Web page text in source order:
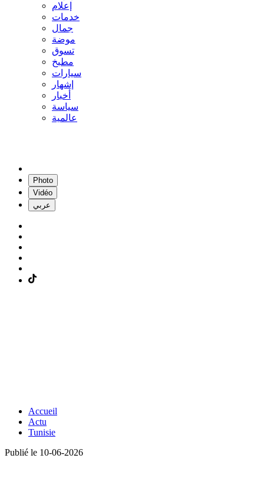
إعلام
خدمات
جمال
موضة
تسوق
مطبخ
سيارات
إشهار
أخبار
سياسة
عالمية
Photo
Vidéo
عربي
Accueil
Actu
Tunisie
Publié le 10-06-2026